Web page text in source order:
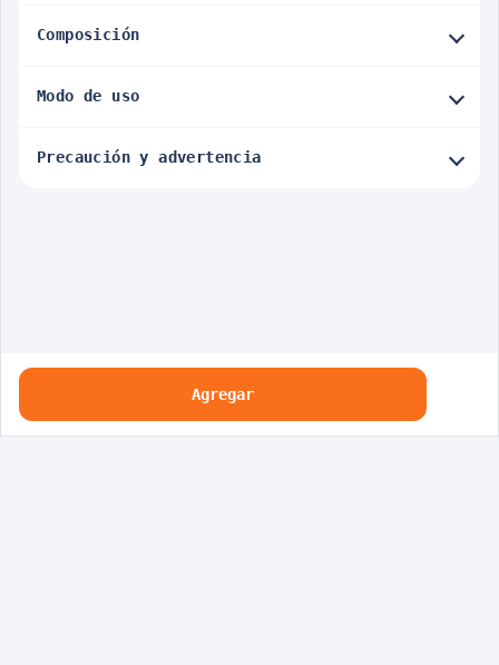
Composición
Modo de uso
Precaución y advertencia
Agregar